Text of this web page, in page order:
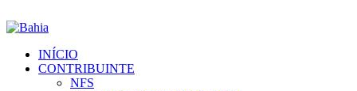
INÍCIO
CONTRIBUINTE
NFS